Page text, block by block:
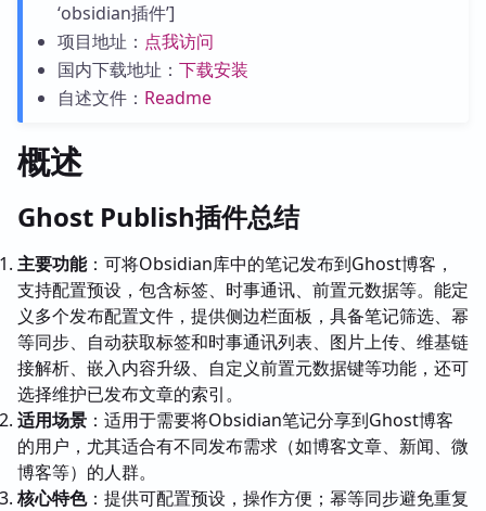
‘obsidian插件’]
项目地址： 点我访问
国内下载地址： 下载安装
自述文件： Readme
概述
Ghost Publish插件总结
主要功能：可将Obsidian库中的笔记发布到Ghost博客，
支持配置预设，包含标签、时事通讯、前置元数据等。能定
义多个发布配置文件，提供侧边栏面板，具备笔记筛选、幂
等同步、自动获取标签和时事通讯列表、图片上传、维基链
接解析、嵌入内容升级、自定义前置元数据键等功能，还可
选择维护已发布文章的索引。
适用场景 ：适用于需要将Obsidian笔记分享到Ghost博客
的用户，尤其适合有不同发布需求（如博客文章、新闻、微
博客等）的人群。
核心特色：提供可配置预设，操作方便；幂等同步避免重复